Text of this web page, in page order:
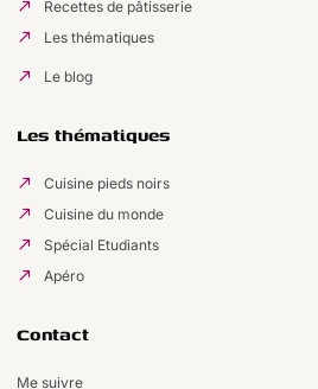
Recettes de pâtisserie
Les thématiques
Le blog
Les thématiques
Cuisine pieds noirs
Cuisine du monde
Spécial Etudiants
Apéro
Contact
Me suivre